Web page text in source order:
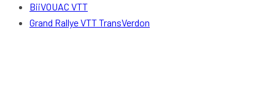
BiiVOUAC VTT
Grand Rallye VTT TransVerdon